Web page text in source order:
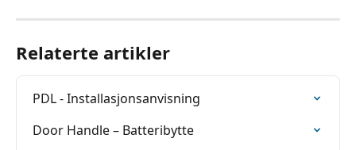
Relaterte artikler
PDL - Installasjonsanvisning
Door Handle – Batteribytte